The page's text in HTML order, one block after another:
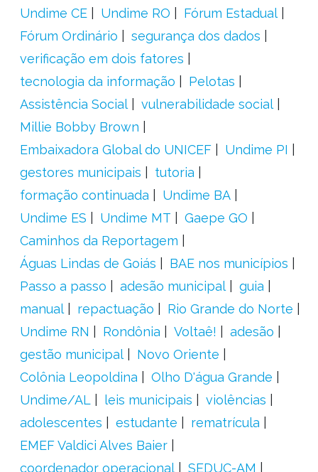
Undime CE
Undime RO
Fórum Estadual
Fórum Ordinário
segurança dos dados
verificação em dois fatores
tecnologia da informação
Pelotas
Assistência Social
vulnerabilidade social
Millie Bobby Brown
Embaixadora Global do UNICEF
Undime PI
gestores municipais
tutoria
formação continuada
Undime BA
Undime ES
Undime MT
Gaepe GO
Caminhos da Reportagem
Águas Lindas de Goiás
BAE nos municípios
Passo a passo
adesão municipal
guia
manual
repactuação
Rio Grande do Norte
Undime RN
Rondônia Voltaê!
adesão
gestão municipal
Novo Oriente
Colônia Leopoldina
Olho D'água Grande
Undime/AL
leis municipais
violências
adolescentes
estudante
rematrícula
EMEF Valdici Alves Baier
coordenador operacional
SEDUC-AM